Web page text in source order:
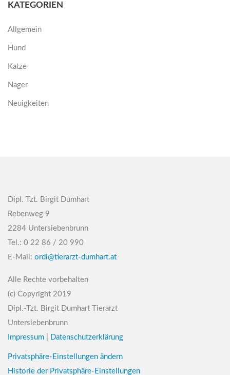
KATEGORIEN
Allgemein
Hund
Katze
Nager
Neuigkeiten
Dipl. Tzt. Birgit Dumhart
Rebenweg 9
2284 Untersiebenbrunn
Tel.: 0 22 86 / 20 990
E-Mail: ordi@tierarzt-dumhart.at
Alle Rechte vorbehalten
(c) Copyright 2019
Dipl.-Tzt. Birgit Dumhart Tierarzt
Untersiebenbrunn
Impressum
Datenschutzerklärung
Privatsphäre-Einstellungen ändern
Historie der Privatsphäre-Einstellungen